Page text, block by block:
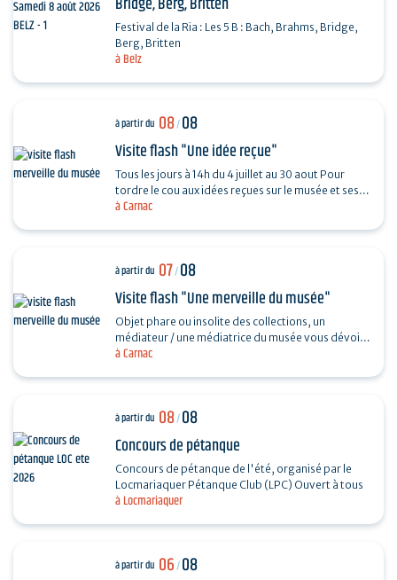
à Belz
Festival de la Ria : Les 5 B : Bach, Brahms, Bridge,
Berg, Britten
à Carnac
à partir du 08/08
Visite flash "Une idée reçue"
Tous les jours à 14h du 4 juillet au 30 aout Pour
tordre le cou aux idées reçues sur le musée et ses
collections, piochez au hasard une question et…
à Carnac
à partir du 07/08
Visite flash "Une merveille du musée"
Objet phare ou insolite des collections, un
médiateur / une médiatrice du musée vous dévoile
son histoire. Sans réservation. Durée 30…
à Locmariaquer
à partir du 08/08
Concours de pétanque
Concours de pétanque de l'été, organisé par le
Locmariaquer Pétanque Club (LPC) Ouvert à tous
à partir du 06/08